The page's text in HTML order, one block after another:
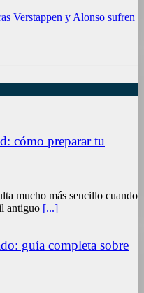
Verstappen y Alonso sufren
cómo preparar tu
mucho más sencillo cuando
antiguo [...]
guía completa sobre